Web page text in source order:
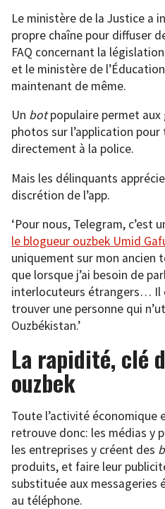
Le ministère de la Justice a
propre chaîne pour diffuser
FAQ concernant la
et le ministère de
maintenant de même.
Un botpopulaire permet aux
photos sur l’application
directement à la police.
Mais les délinquants
discrétion de l’app.
‘Pour nous, Telegram, c’est
le blogueur ouzbek Umid
uniquement sur mon ancien
que lorsque j’ai besoin de
interlocuteurs étrangers… Il
trouver une personne qui
Ouzbékistan.’
La rapidité, clé
ouzbek
Toute l’activité économique
retrouve donc: les médias y
les entreprises y créent des
produits, et faire leur
substituée aux messageries
au téléphone.